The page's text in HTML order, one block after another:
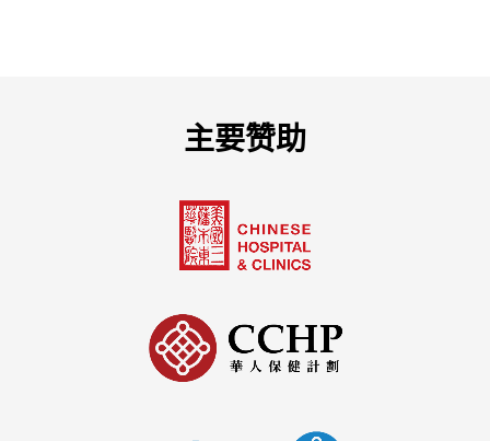
主要赞助